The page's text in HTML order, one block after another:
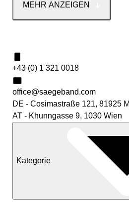
MEHR ANZEIGEN
+43 (0) 1 321 0018
office@saegeband.com
DE - Cosimastraße 121, 81925
AT - Khunngasse 9, 1030 Wien
Kategorie